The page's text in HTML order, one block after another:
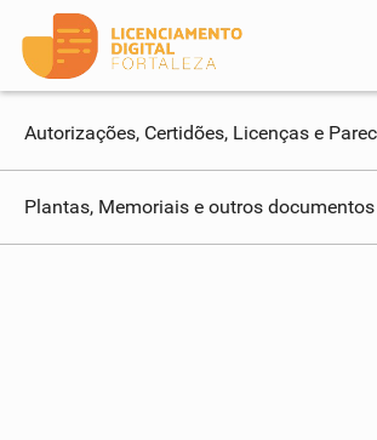
Autorizações, Certidões, Licenças e
Plantas, Memoriais e outros documentos